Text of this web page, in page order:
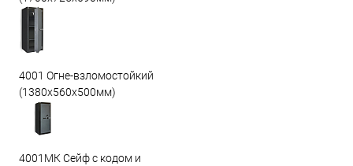
4001 Огне-взломостойкий
(1380х560х500мм)
4001МК Сейф с кодом и